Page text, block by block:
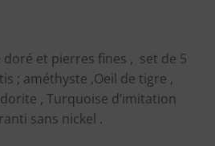
et pierres fines , set de 5
; améthyste ,Oeil de tigre ,
, Turquoise d’imitation
sans nickel .